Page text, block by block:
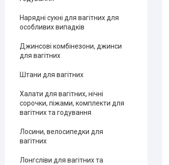
Нарядні сукні для вагітних для
особливих випадків
Джинсові комбінезони, джинси
для вагітних
Штани для вагітних
Халати для вагітних, нічні
сорочки, піжами, комплекти для
вагітних та годування
Лосини, велосипедки для
вагітних
Лонгсліви для вагітних та